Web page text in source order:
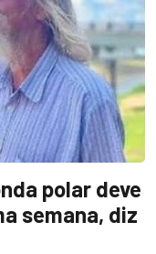
polar deve
semana, diz